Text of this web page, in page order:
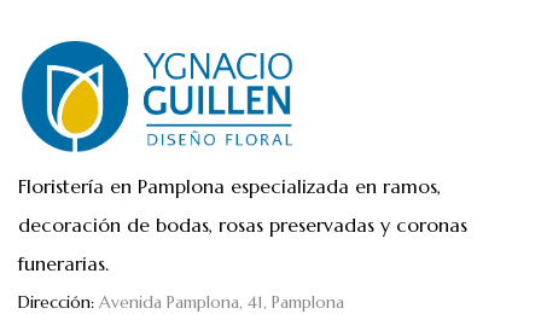
Floristería en Pamplona especializada en ramos,
decoración de bodas, rosas preservadas y coronas
funerarias.
Dirección: Avenida Pamplona, 41, Pamplona